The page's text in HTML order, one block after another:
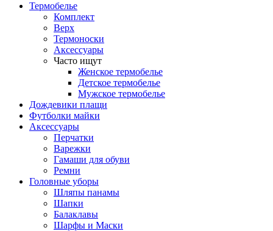
Термобелье
Комплект
Верх
Термоноски
Аксессуары
Часто ищут
Женское термобелье
Детское термобелье
Мужское термобелье
Дождевики плащи
Футболки майки
Аксессуары
Перчатки
Варежки
Гамаши для обуви
Ремни
Головные уборы
Шляпы панамы
Шапки
Балаклавы
Шарфы и Маски